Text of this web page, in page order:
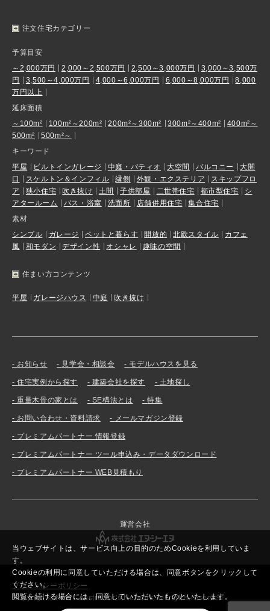
当ウェブサイトは、サービス向上の目的のためCookieを利用していま
す。
Cookieの利用に同意していただける場合は、同意ボタンをクリックして
ください。
閲覧を続ける場合には、同意していただいたものといたします。
注文住宅カテゴリー
予算目安
～2,000万円
2,000～2,500万円 2,500～3,000万円
3,000～3,500万
円
3,500～4,000万円 4,000～6,000万円 6,000～8,000万円
8,000
万円以上
延床面積
～100m²
100m²～200m² 200m²～300m² 300m²～400m²
400m²～
500m²
500m²～
キーワード
平屋
ビルトインガレージ 中庭・パティオ 大空間 バルコニー
大開
口
スケルトン＆インフィル 縁側 外観・エクステリア
スキップフロ
ア
狭小住宅 吹き抜け 土間 子供部屋 二世帯住宅 都市型住宅
シ
アタールーム
バス・浴室 洗面所 店舗併用住宅
集合住宅
素材
シンプル
ガレージ ペットと暮らす 開放的 北欧スタイル
カフェ
風
和モダン デザイン性 オシャレ 趣味の空間
住まい方コンテンツ
平屋 ガレージハウス 中庭 吹き抜け
お知らせ 見学会・相談会 モデルハウスを見る
住宅実例から探す 建築会社を探す 土地探し
重量木骨の家とは SE構法とは 特集
お問い合わせ・資料請求 メールマガジン登録
プレミアムパートナー 情報登録
プレミアムパートナー ツール申込み・データダウンロード
プレミアムパートナー WEB見積もり
運営会社
プライバシーポリシー
Copyright© New Constructor’s Network. All rights reserved.